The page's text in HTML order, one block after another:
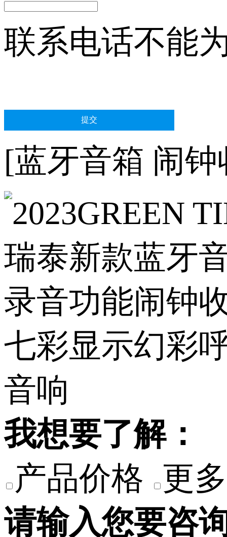
联系电话不能
[蓝牙音箱 闹
我想要了解：
产品价格 更
请输入您要咨